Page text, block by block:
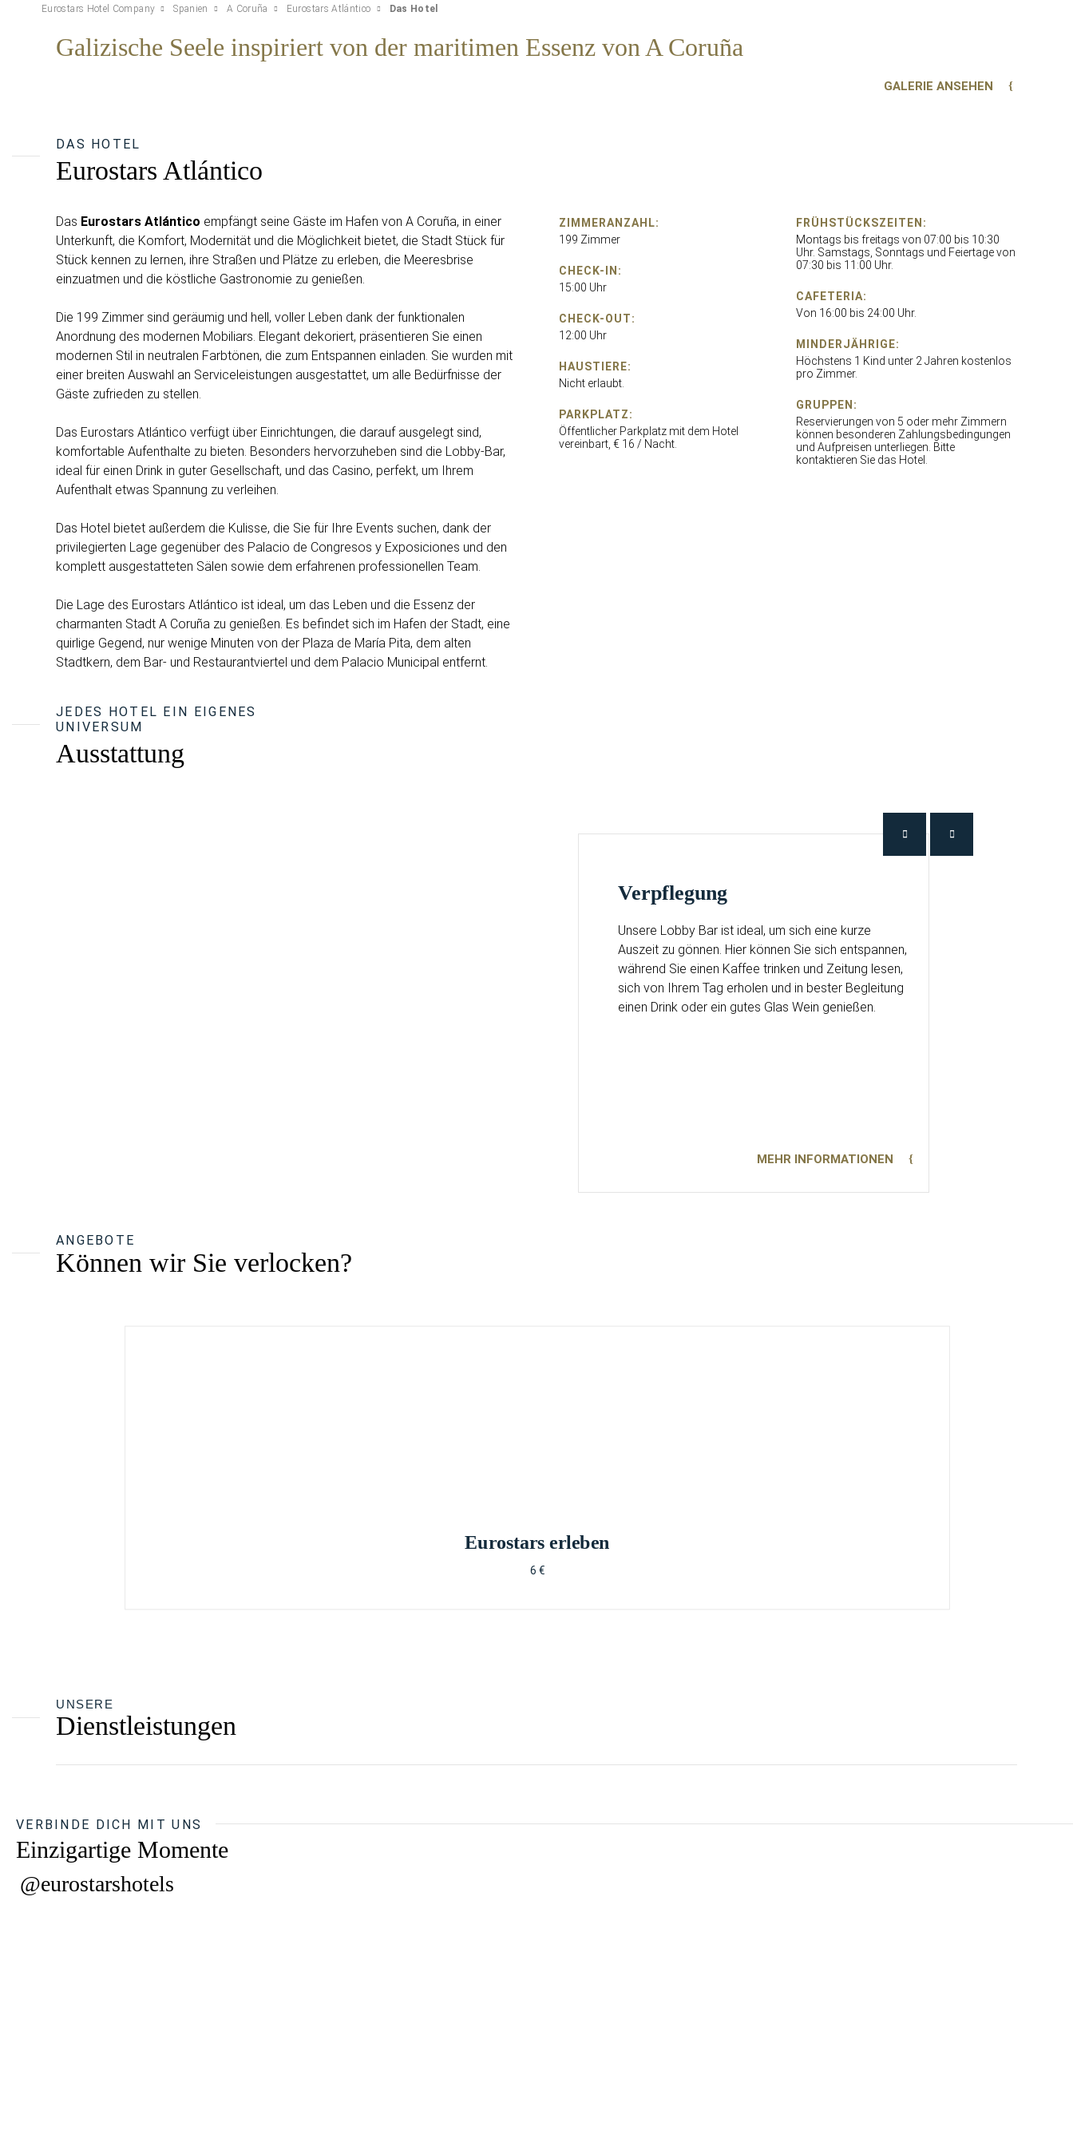
Eurostars Hotel Company Spanien A Coruña Eurostars Atlántico Das Hotel
Galizische Seele inspiriert von der maritimen Essenz von A Coruña
GALERIE ANSEHEN
DAS HOTEL
Eurostars Atlántico
Das Eurostars Atlántico empfängt seine Gäste im Hafen von A Coruña, in einer
Unterkunft, die Komfort, Modernität und die Möglichkeit bietet, die Stadt Stück für
Stück kennen zu lernen, ihre Straßen und Plätze zu erleben, die Meeresbrise
einzuatmen und die köstliche Gastronomie zu genießen.
Die 199 Zimmer sind geräumig und hell, voller Leben dank der funktionalen
Anordnung des modernen Mobiliars. Elegant dekoriert, präsentieren Sie einen
modernen Stil in neutralen Farbtönen, die zum Entspannen einladen. Sie wurden mit
einer breiten Auswahl an Serviceleistungen ausgestattet, um alle Bedürfnisse der
Gäste zufrieden zu stellen.
Das Eurostars Atlántico verfügt über Einrichtungen, die darauf ausgelegt sind,
komfortable Aufenthalte zu bieten. Besonders hervorzuheben sind die Lobby-Bar,
ideal für einen Drink in guter Gesellschaft, und das Casino, perfekt, um Ihrem
Aufenthalt etwas Spannung zu verleihen.
Das Hotel bietet außerdem die Kulisse, die Sie für Ihre Events suchen, dank der
privilegierten Lage gegenüber des Palacio de Congresos y Exposiciones und den
komplett ausgestatteten Sälen sowie dem erfahrenen professionellen Team.
Die Lage des Eurostars Atlántico ist ideal, um das Leben und die Essenz der
charmanten Stadt A Coruña zu genießen. Es befindet sich im Hafen der Stadt, eine
quirlige Gegend, nur wenige Minuten von der Plaza de María Pita, dem alten
Stadtkern, dem Bar- und Restaurantviertel und dem Palacio Municipal entfernt.
ZIMMERANZAHL:
199 Zimmer
CHECK-IN:
15:00 Uhr
CHECK-OUT:
12:00 Uhr
HAUSTIERE:
Nicht erlaubt.
PARKPLATZ:
Öffentlicher Parkplatz mit dem Hotel
vereinbart, € 16 / Nacht.
FRÜHSTÜCKSZEITEN:
Montags bis freitags von 07:00 bis 10:30
Uhr. Samstags, Sonntags und Feiertage von
07:30 bis 11:00 Uhr.
CAFETERIA:
Von 16:00 bis 24:00 Uhr.
MINDERJÄHRIGE:
Höchstens 1 Kind unter 2 Jahren kostenlos
pro Zimmer.
GRUPPEN:
Reservierungen von 5 oder mehr Zimmern
können besonderen Zahlungsbedingungen
und Aufpreisen unterliegen. Bitte
kontaktieren Sie das Hotel.
JEDES HOTEL EIN EIGENES
UNIVERSUM
Ausstattung
Verpflegung
Unsere Lobby Bar ist ideal, um sich eine kurze
Auszeit zu gönnen. Hier können Sie sich entspannen,
während Sie einen Kaffee trinken und Zeitung lesen,
sich von Ihrem Tag erholen und in bester Begleitung
einen Drink oder ein gutes Glas Wein genießen.
MEHR INFORMATIONEN
ANGEBOTE
Können wir Sie verlocken?
Eurostars erleben
6 €
UNSERE
Dienstleistungen
VERBINDE DICH MIT UNS
Einzigartige Momente
@eurostarshotels